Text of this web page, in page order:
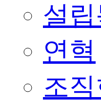
설
연혁
조